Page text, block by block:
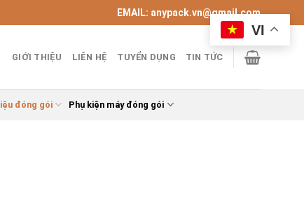
EMAIL: anypack.vn@gmail.com
GIỚI THIỆU LIÊN HỆ TUYỂN DỤNG TIN TỨC
đóng gói Phụ kiện máy đóng gói
VI